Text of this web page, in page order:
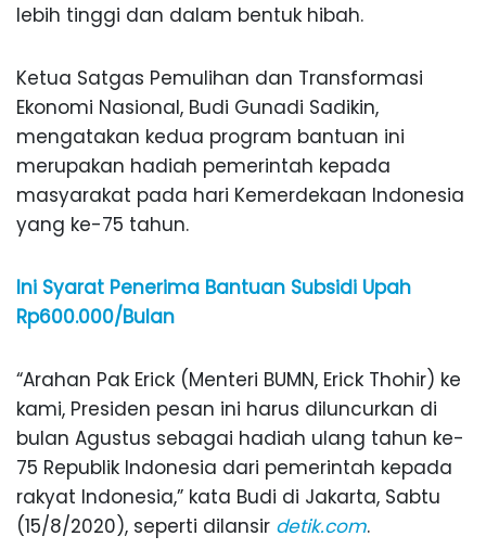
lebih tinggi dan dalam bentuk hibah.
Ketua Satgas Pemulihan dan Transformasi
Ekonomi Nasional, Budi Gunadi Sadikin,
mengatakan kedua program bantuan ini
merupakan hadiah pemerintah kepada
masyarakat pada hari Kemerdekaan Indonesia
yang ke-75 tahun.
Ini Syarat Penerima Bantuan Subsidi Upah
Rp600.000/Bulan
“Arahan Pak Erick (Menteri BUMN, Erick Thohir) ke
kami, Presiden pesan ini harus diluncurkan di
bulan Agustus sebagai hadiah ulang tahun ke-
75 Republik Indonesia dari pemerintah kepada
rakyat Indonesia,” kata Budi di Jakarta, Sabtu
(15/8/2020), seperti dilansir detik.com.